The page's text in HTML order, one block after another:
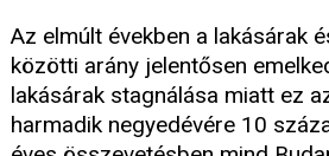
Az elmúlt években a lakásárak
közötti arány jelentősen
lakásárak stagnálása miatt ez
harmadik negyedévére 10